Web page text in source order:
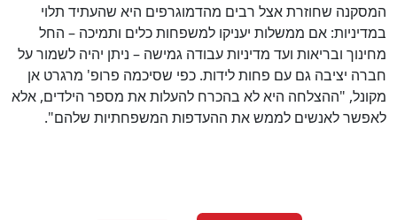
המסקנה שחוזרת אצל רבים מהדמוגרפים היא שהעתיד תלוי
במדיניות: אם ממשלות יעניקו למשפחות כלים ותמיכה – החל
מחינוך ובריאות ועד מדיניות עבודה גמישה – ניתן יהיה לשמור על
חברה יציבה גם עם פחות לידות. כפי שסיכמה פרופ' מרגרט אן
מקונל, "ההצלחה היא לא בהכרח להעלות את מספר הילדים, אלא
לאפשר לאנשים לממש את ההעדפות המשפחתיות שלהם".